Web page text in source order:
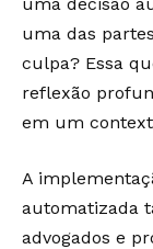
uma das
culpa? Essa
reflexão
em um
A
automatizada
advogados e